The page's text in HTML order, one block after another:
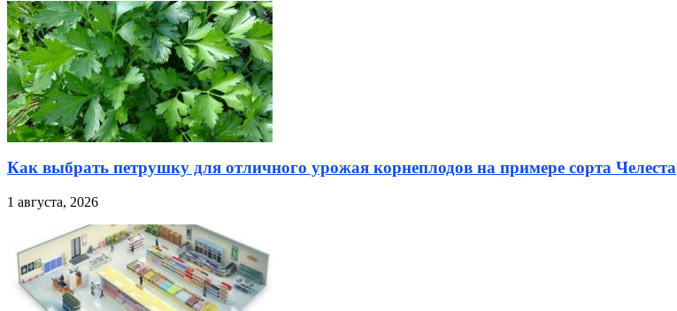
Как выбрать петрушку для отличного урожая корнеплодов на примере сорта Челеста
1 августа, 2026